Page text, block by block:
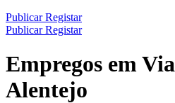
PublicarRegistar
PublicarRegistar
Empregos em
Alentejo